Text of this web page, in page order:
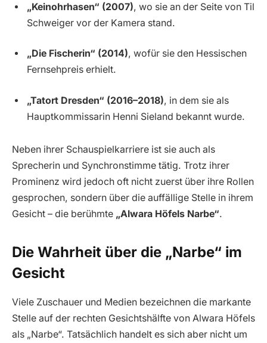
„Keinohrhasen“ (2007), wo sie an der Seite von Til
Schweiger vor der Kamera stand.
„Die Fischerin“ (2014), wofür sie den Hessischen
Fernsehpreis erhielt.
„Tatort Dresden“ (2016–2018), in dem sie als
Hauptkommissarin Henni Sieland bekannt wurde.
Neben ihrer Schauspielkarriere ist sie auch als
Sprecherin und Synchronstimme tätig. Trotz ihrer
Prominenz wird jedoch oft nicht zuerst über ihre Rollen
gesprochen, sondern über die auffällige Stelle in ihrem
Gesicht – die berühmte „Alwara Höfels Narbe“.
Die Wahrheit über die „Narbe“ im
Gesicht
Viele Zuschauer und Medien bezeichnen die markante
Stelle auf der rechten Gesichtshälfte von Alwara Höfels
als „Narbe“. Tatsächlich handelt es sich aber nicht um